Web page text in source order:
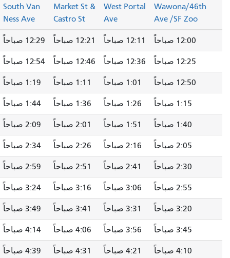
West Portal
Ave
Market St &
Castro St
South Van
Ness Ave
Way/Steua
rt St
12:11 صباحاً 12:21 صباحاً 12:29 صباحاً 12:41 صباحاً
12:36 صباحاً 12:46 صباحاً 12:54 صباحاً 1:06 صباحاً
1:01 صباحاً 1:11 صباحاً 1:19 صباحاً 1:31 صباحاً
1:26 صباحاً 1:36 صباحاً 1:44 صباحاً 1:56 صباحاً
1:51 صباحاً 2:01 صباحاً 2:09 صباحاً 2:21 صباحاً
2:16 صباحاً 2:26 صباحاً 2:34 صباحاً 2:46 صباحاً
2:41 صباحاً 2:51 صباحاً 2:59 صباحاً 3:11 صباحاً
3:06 صباحاً 3:16 صباحاً 3:24 صباحاً 3:36 صباحاً
3:31 صباحاً 3:41 صباحاً 3:49 صباحاً 4:01 صباحاً
3:56 صباحاً 4:06 صباحاً 4:14 صباحاً 4:26 صباحاً
4:21 صباحاً 4:31 صباحاً 4:39 صباحاً 4:51 صباحاً